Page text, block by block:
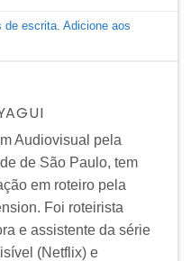
de escrita.Adicione aos
Audiovisual pela
de São Paulo, tem
em roteiro pela
Foi roteirista
e assistente da série
(Netflix) e